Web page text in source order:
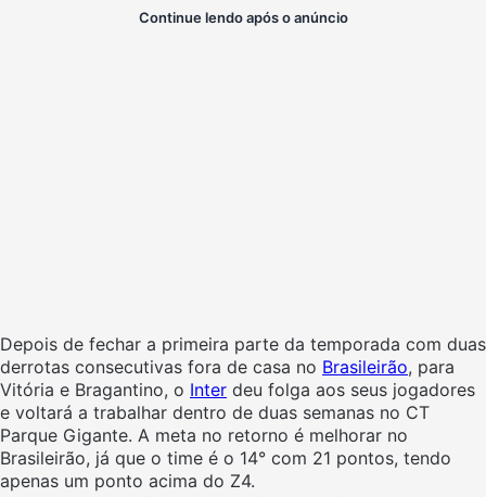
Continue lendo após o anúncio
Depois de fechar a primeira parte da temporada com duas
derrotas consecutivas fora de casa no Brasileirão, para
Vitória e Bragantino, o Inter deu folga aos seus jogadores
e voltará a trabalhar dentro de duas semanas no CT
Parque Gigante. A meta no retorno é melhorar no
Brasileirão, já que o time é o 14° com 21 pontos, tendo
apenas um ponto acima do Z4.